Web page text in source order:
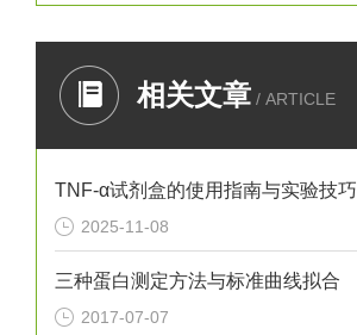
相关文章 / ARTICLE
TNF-α试剂盒的使用指南与实验技巧
2025-11-08
三种蛋白测定方法与标准曲线拟合
2017-07-07